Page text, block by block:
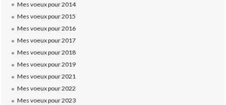
Mes voeux pour 2014
Mes voeux pour 2015
Mes voeux pour 2016
Mes voeux pour 2017
Mes voeux pour 2018
Mes voeux pour 2019
Mes voeux pour 2021
Mes voeux pour 2022
Mes voeux pour 2023